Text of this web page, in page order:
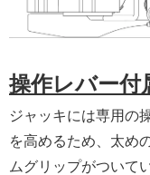
操作レバー付
ジャッキには専用の
を高めるため、太め
ムグリップがついて